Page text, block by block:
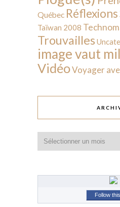
Québec Réflexions
Taïwan 2008
Trouvailles
image vaut
VidéoVoyager
Follow